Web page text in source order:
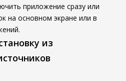
приложение сразу или
на основном экране или в
из